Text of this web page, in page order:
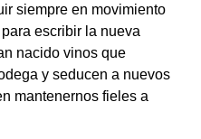
siempre en movimiento
escribir la nueva
nacido vinos que
y seducen a nuevos
mantenernos fieles a